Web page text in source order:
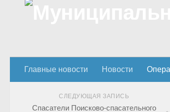
Главные новости Новости
СЛЕДУЮЩАЯ ЗАПИСЬ
Спасатели Поисково-спасательного